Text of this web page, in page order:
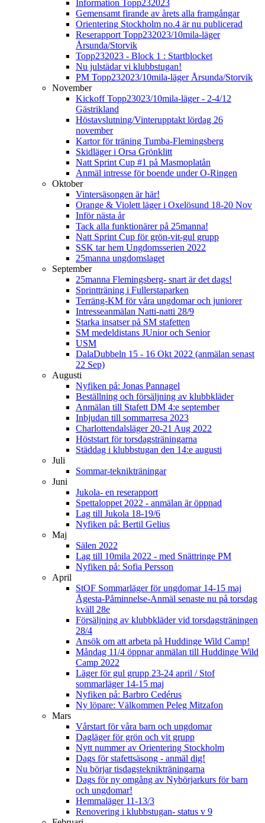
Information Topp232023
Gemensamt firande av årets alla framgångar
Orientering Stockholm no.4 är nu publicerad
Reserapport Topp232023/10mila-läger
Årsunda/Storvik
Topp232023 - Block 1 : Startblocket
Nu julstädar vi klubbstugan!
PM Topp232023/10mila-läger Årsunda/Storvik
November
Kickoff Topp23023/10mila-läger - 2-4/12
Gästrikland
Höstavslutning/Vinterupptakt lördag 26
november
Kartor för träning Tumba-Flemingsberg
Skidläger i Orsa Grönklitt
Natt Sprint Cup #1 på Masmoplatån
Anmäl intresse för boende under O-Ringen
Oktober
Vintersäsongen är här!
Orange & Violett läger i Oxelösund 18-20 Nov
Inför nästa år
Tack alla funktionärer på 25manna!
Natt Sprint Cup för grön-vit-gul grupp
SSK tar hem Ungdomsserien 2022
25manna ungdomslaget
September
25manna Flemingsberg- snart är det dags!
Sprintträning i Fullerstaparken
Terräng-KM för våra ungdomar och juniorer
Intresseanmälan Natti-natti 28/9
Starka insatser på SM stafetten
SM medeldistans JUnior och Senior
USM
DalaDubbeln 15 - 16 Okt 2022 (anmälan senast
22 Sep)
Augusti
Nyfiken på: Jonas Pannagel
Beställning och försäljning av klubbkläder
Anmälan till Stafett DM 4:e september
Inbjudan till sommarresa 2023
Charlottendalsläger 20-21 Aug 2022
Höststart för torsdagsträningarna
Städdag i klubbstugan den 14:e augusti
Juli
Sommar-teknikträningar
Juni
Jukola- en reserapport
Spettaloppet 2022 - anmälan är öppnad
Lag till Jukola 18-19/6
Nyfiken på: Bertil Gelius
Maj
Sälen 2022
Lag till 10mila 2022 - med Snättringe PM
Nyfiken på: Sofia Persson
April
StOF Sommarläger för ungdomar 14-15 maj
Ågesta-Påminnelse-Anmäl senaste nu på torsdag
kväll 28e
Försäljning av klubbkläder vid torsdagsträningen
28/4
Ansök om att arbeta på Huddinge Wild Camp!
Måndag 11/4 öppnar anmälan till Huddinge Wild
Camp 2022
Läger för gul grupp 23-24 april / Stof
sommarläger 14-15 maj
Nyfiken på: Barbro Cedérus
Ny löpare: Välkommen Peleg Mitzafon
Mars
Vårstart för våra barn och ungdomar
Dagläger för grön och vit grupp
Nytt nummer av Orientering Stockholm
Dags för stafettsäsong - anmäl dig!
Nu börjar tisdagsteknikträningarna
Dags för ny omgång av Nybörjarkurs för barn
och ungdomar!
Hemmaläger 11-13/3
Renovering i klubbstugan- status v 9